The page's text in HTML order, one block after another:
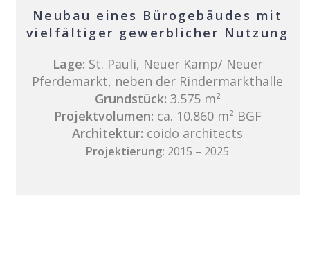
Neubau eines Bürogebäudes mit
vielfältiger gewerblicher Nutzung
Lage: St. Pauli, Neuer Kamp/ Neuer
Pferdemarkt, neben der Rindermarkthalle
Grundstück: 3.575 m²
Projektvolumen: ca. 10.860 m² BGF
Architektur: coido architects
Projektierung: 2015 – 2025